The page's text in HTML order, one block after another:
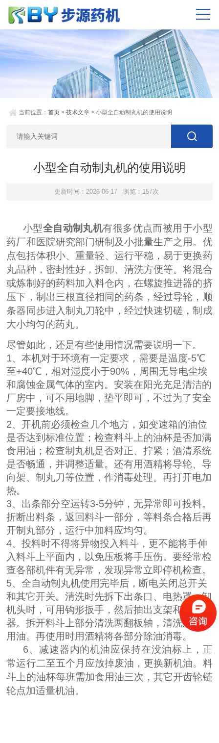
当前位置：首页 >技术文章 > 小型全自动制丸机的使用说明
小型全自动制丸机的使用说明
更新时间：2026-06-17 浏览：157次
小型全自动制丸机有很多优点而被用于小型
药厂和医院研究部门研制及小批量生产之用。优
点包括体积小、重量轻、运行平稳，易于更换药
丸品种，密封性好，拆卸、清洗方便等。将混合
或炼制好的药料加入料仓内，在螺旋推进器的挤
压下，制出三根直径相同的药条，经过导轮，顺
条器同步进入制丸刀轮中，经过快速切磋，制成
大小均匀的药丸。
尽管如此，还是有些使用情况需要说明一下。
1、本机对于环境有一定要求，需要是温度-5℃
至+40℃，相对湿度小于90%，周围无导电尘埃
和腐蚀金属气体的室内。安装在阳光充足清洁的
厂房中，可不用地脚，垫平即可，不过为了安全
一定要接地线。
2、开机前必须检查几个地方，如变速箱的油位
是否达到标准位置；检查料斗上的油杯是否加满
食用油；检查制丸机是否对正、拧紧；酒清系统
是否畅通，并调整适量。还有用酒精将导轮、导
向架、制丸刀等位置，作消毒处理。再打开电加
热。
3、出条部分空运转3-5分钟，无异常即可投料。
折断出料条，返回料斗一部分，等料条合格后再
开制丸部分，运行中加料应均匀。
4、投料时不得将异物投入料斗，更不能将手伸
入料斗上平面内，以免压板将手压伤。要经常检
查各部机件有无异常，发现异常立即停机检查。
5、全自动制丸机使用完毕后，断电关闭总开关
和其它开关。清洗时先拆下出条口、电热罩。卸
机头时，可用钩形扳手，然后抽出支架和推进
器。拆开料斗上部分清洗两翻板轴，清洗后涂食
用油。再使用时用酒精将各部分除油消毒。
6、减速器内的机油应保持在没油标上，正
常运行二至五个月应放掉废油，更换新机油。料
斗上的油杯每班需加食用油三次，其它开齿轮链
轮点加适量机油。